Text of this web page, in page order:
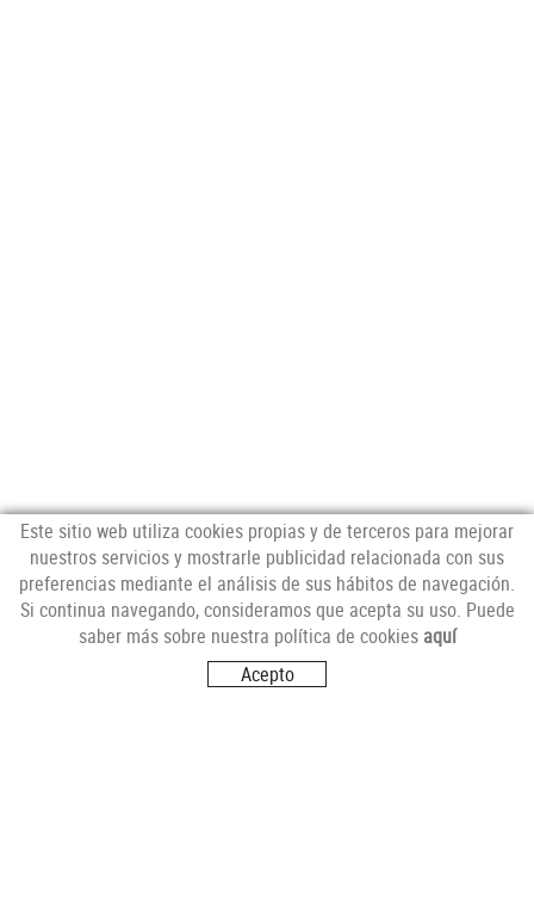
NEWSLETTER
Este sitio web utiliza cookies propias y de terceros para mejorar
nuestros servicios y mostrarle publicidad relacionada con sus
preferencias mediante el análisis de sus hábitos de navegación.
Si continua navegando, consideramos que acepta su uso. Puede
saber más sobre nuestra política de cookies aquí
Acepto